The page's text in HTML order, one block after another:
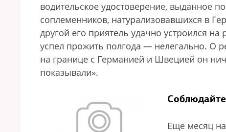
водительское удостоверение, выданное
соплеменников, натурализовавшихся в
другой его приятель удачно устроился
успел прожить полгода — нелегально. О
на границе с Германией и Швецией он
показывали».
Еще месяц